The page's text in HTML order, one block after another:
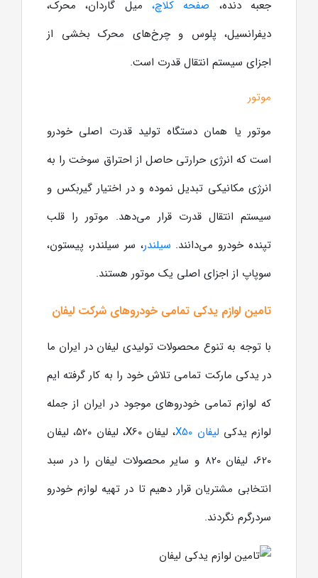
جعبه دنده، صفحه کلاچ، میل گاردان، محرک،
دیفرانسیل، پلوس و چرخ‌های محرک بخشی از
اجزای سیستم انتقال قدرت است.
موتور
موتور یا همان دستگاه تولید قدرت اصلی خودرو
است که انرژی حرارتی حاصل از احتراق سوخت را به
انرژی مکانیکی تبدیل نموده و در اختیار گیربکس و
سیستم انتقال قدرت قرار می‌دهد. موتور را قلب
تپنده خودرو می‌دانند. سیلندر، سر سیلندر، پیستون،
سوپاپ از اجزای اصلی یک موتور هستند.
تامین لوازم یدکی تمامی خودروهای شرکت لیفان
با توجه به تنوع محصولات تولیدی لیفان در ایران ما
در یدکی مارکت تمامی تلاش خود را به کار گرفته ایم
که لوازم تمامی خودروهای موجود در ایران از جمله
لوازم یدکی لیفان X50
، لیفان X60، لیفان 520، لیفان
620، لیفان 820 و سایر محصولات لیفان را در سبد
انتخابی مشتریان قرار دهیم تا در تهیه لوازم خودرو
سردرگرم نگردند.